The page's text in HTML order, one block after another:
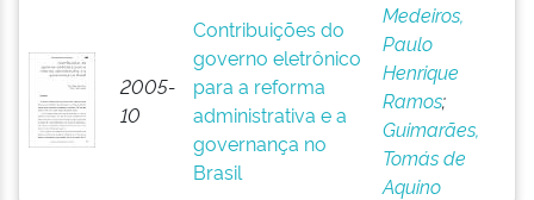
2005-
10
Contribuições do
governo eletrônico
para a reforma
administrativa e a
governança no
Brasil
Medeiros,
Paulo
Henrique
Ramos;
Guimarães,
Tomás de
Aquino